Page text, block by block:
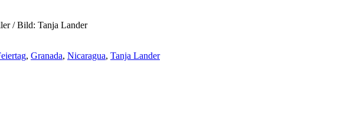
/ Bild: Tanja Lander
, Granada, Nicaragua, Tanja Lander